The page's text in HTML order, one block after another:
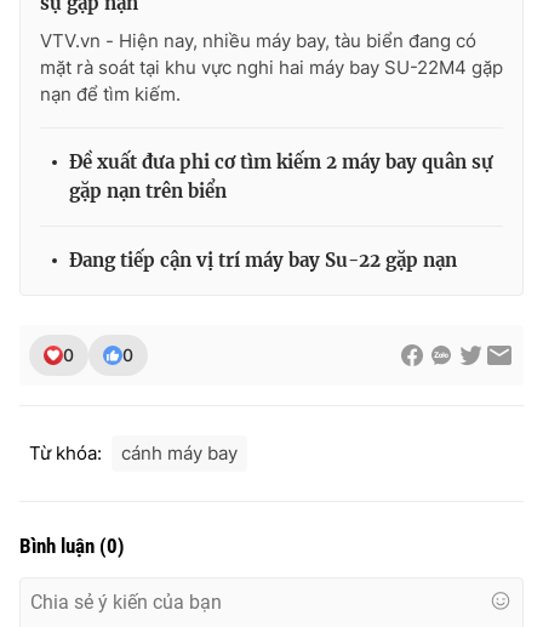
Giấy phép hoạt động báo in và báo điện tử số 483/GP-BTTTT
Phó Tổng Biên tập:Nguyễn Thị Mỹ Hạnh, Phạm Quốc Thắng,
Ðiện thoại Thời báo VTV:
Email:
toasoan@vtv.vn
VTV.vn - Hiện nay, nhiều máy bay, tàu biển đang có
mặt rà soát tại khu vực nghi hai máy bay SU-22M4 gặp
nạn để tìm kiếm.
Đề xuất đưa phi cơ tìm kiếm 2 máy bay quân sự
gặp nạn trên biển
Đang tiếp cận vị trí máy bay Su-22 gặp nạn
0 0
Từ khóa: cánh máy bay
Bình luận (0)